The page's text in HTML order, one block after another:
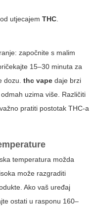
utjecajem THC.
započnite s malim
15–30 minuta za
dozu. thc vape daje brzi
uzima više. Različiti
pratiti postotak THC-a
temperatura možda
može razgraditi
Ako vaš uređaj
ostati u rasponu 160–